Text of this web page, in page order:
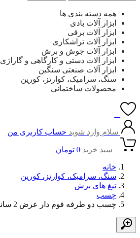
همه دسته بندی ها
ابزار آلات بادی
ابزار آلات برقی
ابزار آلات تراشکاری
ابزار آلات جوش و برش
ابزار آلات دستی و کارگاهی و گاراژی
ابزار آلات صنعتی سنگین
سنگ، سرامیک، کوارتز، کورین
محصولات ساختمانی
سلام وارد شوید حساب کاربری من
سبد خرید 0 تومان
خانه
سنگ، سرامیک، کوارتز، کورین
تیغ های برش
چسب
چسب دو طرفه فوم دار عرض 2 سانتی تسا آلمان TESA